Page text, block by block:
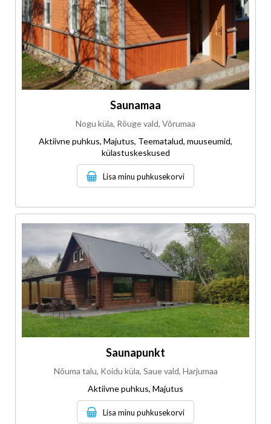
Saunamaa
Nogu küla, Rõuge vald, Võrumaa
Aktiivne puhkus, Majutus, Teematalud, muuseumid,
külastuskeskused
Lisa minu puhkusekorvi
Saunapunkt
Nõuma talu, Koidu küla, Saue vald, Harjumaa
Aktiivne puhkus, Majutus
Lisa minu puhkusekorvi